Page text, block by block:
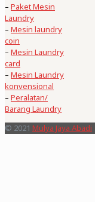
– Paket Mesin
Laundry
– Mesin laundry
coin
– Mesin Laundry
card
– Mesin Laundry
konvensional
– Peralatan/
Barang Laundry
© 2021 Mulya Jaya Abadi